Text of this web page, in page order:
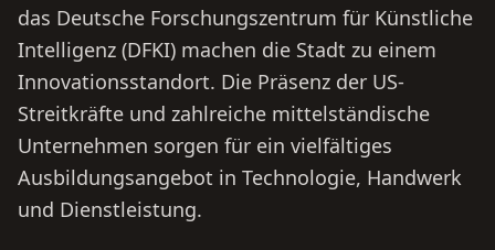
das Deutsche Forschungszentrum für Künstliche
Intelligenz (DFKI) machen die Stadt zu einem
Innovationsstandort. Die Präsenz der US-
Streitkräfte und zahlreiche mittelständische
Unternehmen sorgen für ein vielfältiges
Ausbildungsangebot in Technologie, Handwerk
und Dienstleistung.